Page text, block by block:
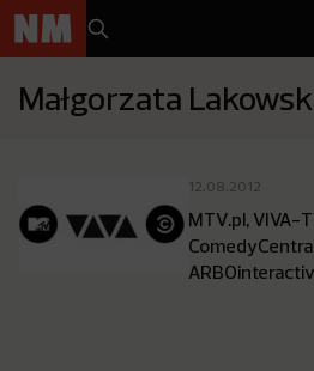
Małgorzata
12.08.2012
MTV.pl, VIVA-